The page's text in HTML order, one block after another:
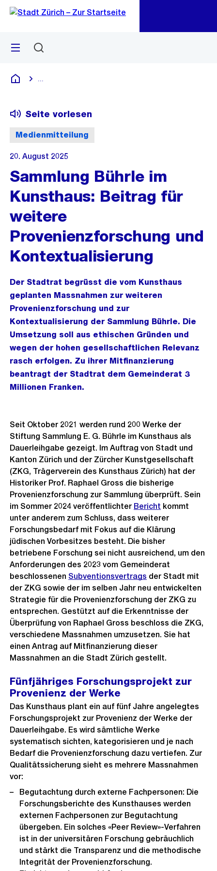
Navigation
Sprunglink
Menü
Deutsch
Medienmitteilung
Seite vorlesen
20. August 2025
Sammlung Bührle im
Kunsthaus: Beitrag für
weitere
Provenienzforschung und
Kontextualisierung
Der Stadtrat begrüsst die vom Kunsthaus
geplanten Massnahmen zur weiteren
Provenienzforschung und zur
Kontextualisierung der Sammlung Bührle. Die
Umsetzung soll aus ethischen Gründen und
wegen der hohen gesellschaftlichen Relevanz
rasch erfolgen. Zu ihrer Mitfinanzierung
beantragt der Stadtrat dem Gemeinderat 3
Millionen Franken.
Seit Oktober 2021 werden rund 200 Werke der
Stiftung Sammlung E. G. Bührle im Kunsthaus als
Dauerleihgabe gezeigt. Im Auftrag von Stadt und
Kanton Zürich und der Zürcher Kunstgesellschaft
(ZKG, Trägerverein des Kunsthaus Zürich) hat der
Historiker Prof. Raphael Gross die bisherige
Provenienzforschung zur Sammlung überprüft. Sein
im Sommer 2024 veröffentlichter Bericht kommt
unter anderem zum Schluss, dass weiterer
Forschungsbedarf mit Fokus auf die Klärung
jüdischen Vorbesitzes besteht. Die bisher
betriebene Forschung sei nicht ausreichend, um den
Anforderungen des 2023 vom Gemeinderat
beschlossenen Subventionsvertrags der Stadt mit
der ZKG sowie der im selben Jahr neu entwickelten
Strategie für die Provenienzforschung der ZKG zu
entsprechen. Gestützt auf die Erkenntnisse der
Überprüfung von Raphael Gross beschloss die ZKG,
verschiedene Massnahmen umzusetzen. Sie hat
einen Antrag auf Mitfinanzierung dieser
Massnahmen an die Stadt Zürich gestellt.
Fünfjähriges Forschungsprojekt zur
Provenienz der Werke
Das Kunsthaus plant ein auf fünf Jahre angelegtes
Forschungsprojekt zur Provenienz der Werke der
Dauerleihgabe. Es wird sämtliche Werke
systematisch sichten, kategorisieren und je nach
Bedarf die Provenienzforschung dazu vertiefen. Zur
Qualitätssicherung sieht es mehrere Massnahmen
vor:
Begutachtung durch externe Fachpersonen: Die
Forschungsberichte des Kunsthauses werden
externen Fachpersonen zur Begutachtung
übergeben. Ein solches «Peer Review»-Verfahren
ist in der universitären Forschung gebräuchlich
und stärkt die Transparenz und die methodische
Integrität der Provenienzforschung.